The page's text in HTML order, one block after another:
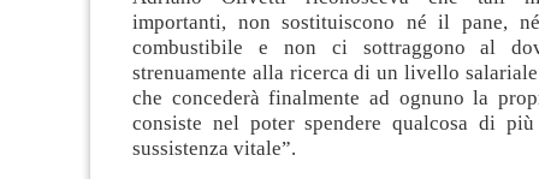
importanti, non sostituiscono né il pane,
combustibile e non ci sottraggono al
strenuamente alla ricerca di un livello
che concederà finalmente ad ognuno la
consiste nel poter spendere qualcosa di
sussistenza vitale”.